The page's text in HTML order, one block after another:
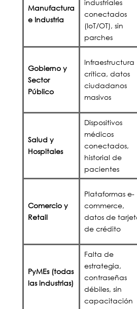
Manufactura
e Industria
industriales
conectados
(IoT/OT), sin
parches
Gobierno y
Sector
Público
Infraestructura
crítica, datos
ciudadanos
masivos
Salud y
Hospitales
Dispositivos
médicos
conectados,
historial de
pacientes
Comercio y
Retail
Plataformas e-
commerce,
datos de
de crédito
PyMEs (todas
las industrias)
Falta de
estrategia,
contraseñas
débiles, sin
capacitación